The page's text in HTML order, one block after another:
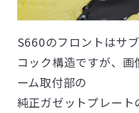
S660のフロントはサ
コック構造ですが、
ーム取付部の
純正ガゼットプレー